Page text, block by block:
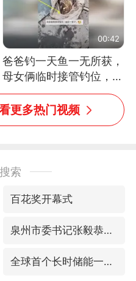
00:42
爸爸钓一天鱼一无所获，
母女俩临时接管钓位，用
玩具鱼竿钓上大鱼
更多热门视频
索
百花奖开幕式
泉州市委书记张毅恭被查
全球首个长时储能一体化产业园量产